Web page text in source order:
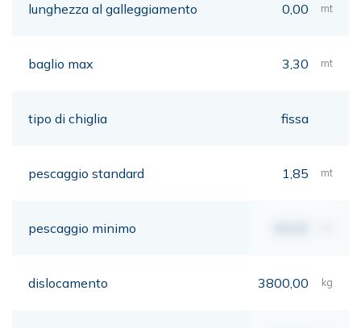
lunghezza al galleggiamento 0,00 mt
baglio max 3,30 mt
tipo di chiglia fissa
pescaggio standard 1,85 mt
pescaggio minimo
dislocamento 3800,00 kg